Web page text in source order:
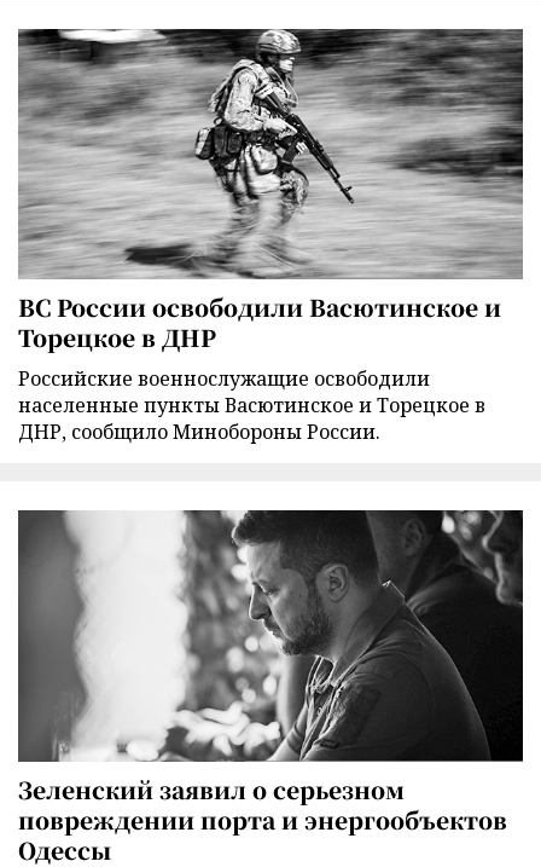
ВС России освободили Васютинское и
Торецкое в ДНР
Российские военнослужащие освободили
населенные пункты Васютинское и Торецкое в
ДНР, сообщило Минобороны России.
Зеленский заявил о серьезном
повреждении порта и энергообъектов
Одессы